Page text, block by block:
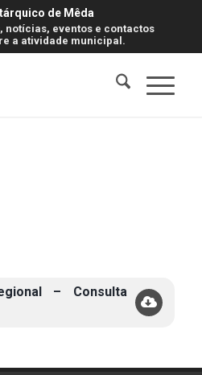
de Mêda
notícias, eventos e contactos
a atividade municipal.
– Consulta